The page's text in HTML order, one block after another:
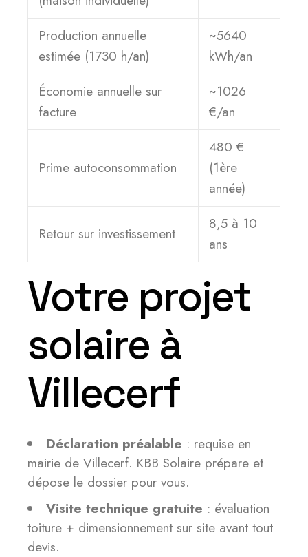
Production annuelle
estimée (1730 h/an)
~5640
kWh/an
Économie annuelle sur
facture
~1026
€/an
Prime autoconsommation
480 €
(1ère
année)
Retour sur investissement
8,5 à 10
ans
Votre projet
solaire à
Villecerf
Déclaration préalable : requise en
mairie de Villecerf. KBB Solaire prépare et
dépose le dossier pour vous.
Visite technique gratuite : évaluation
toiture + dimensionnement sur site avant tout
devis.